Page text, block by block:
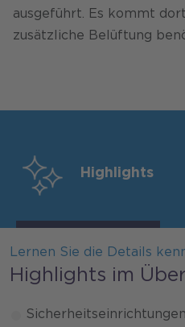
ausgeführt. Es kommt
zusätzliche Belüftung
Highlights
Lernen Sie die Details
Highlights im